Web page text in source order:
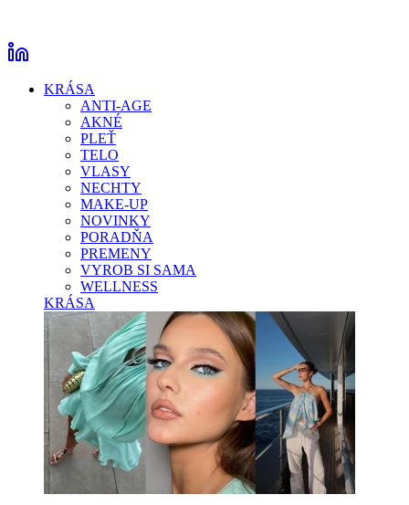
KRÁSA
ANTI-AGE
AKNÉ
PLEŤ
TELO
VLASY
NECHTY
MAKE-UP
NOVINKY
PORADŇA
PREMENY
VYROB SI SAMA
WELLNESS
KRÁSA